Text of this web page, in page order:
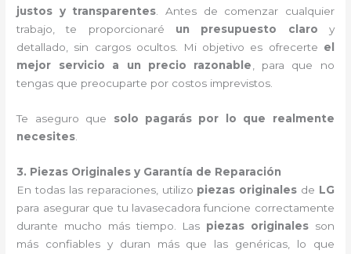
justos y transparentes . Antes de comenzar cualquier
trabajo, te proporcionaré un presupuesto claro y
detallado, sin cargos ocultos. Mi objetivo es ofrecerte el
mejor servicio a un precio razonable , para que no
tengas que preocuparte por costos imprevistos.
Te aseguro que solo pagarás por lo que realmente
necesites
3. Piezas Originales y Garantía de Reparación
En todas las reparaciones, utilizo piezas originales de LG
para asegurar que tu lavasecadora funcione correctamente
durante mucho más tiempo. Las piezas originales son
más confiables y duran más que las genéricas, lo que